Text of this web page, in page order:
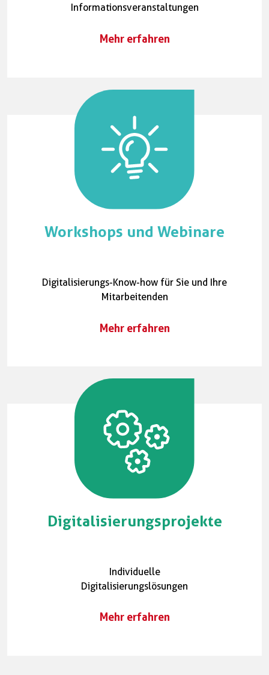
Informationsveranstaltungen
Mehr erfahren
Workshops und Webinare
Digitalisierungs-Know-how für Sie und Ihre
Mitarbeitenden
Mehr erfahren
Digitalisierungsprojekte
Individuelle
Digitalisierungslösungen
Mehr erfahren